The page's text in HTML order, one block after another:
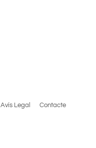
Avís Legal Contacte